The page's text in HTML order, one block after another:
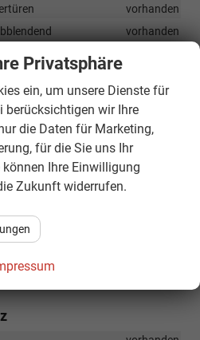
vorhanden
vorhanden
vorhanden
Lendenwirbelstütze
Privatsphäre
ein, um unsere Dienste für
berücksichtigen wir Ihre
die Daten für Marketing,
für die Sie uns Ihr
Ihre Einwilligung
Zukunft widerrufen.